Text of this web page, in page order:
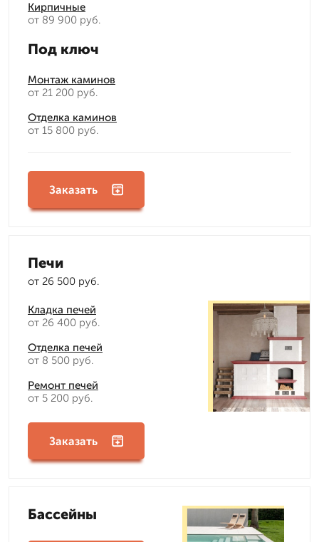
Кирпичные
от 89 900 руб.
Под ключ
Монтаж каминов
от 21 200 руб.
Отделка каминов
от 15 800 руб.
Заказать
Печи
от 26 500 руб.
Кладка печей
от 26 400 руб.
Отделка печей
от 8 500 руб.
Ремонт печей
от 5 200 руб.
Заказать
Бассейны